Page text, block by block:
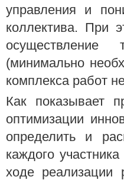
управления и
коллектива. При
осуществление
(минимально
комплекса работ
Как показывает
оптимизации
определить и
каждого
ходе реализации